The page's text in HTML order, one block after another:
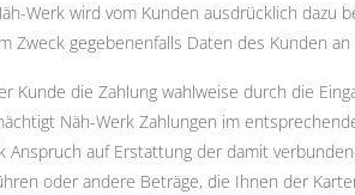
Werk wird vom Kunden ausdrücklich dazu
Zweck gegebenenfalls Daten des Kunden
Kunde die Zahlung wahlweise durch die
Näh-Werk Zahlungen im
Anspruch auf Erstattung der damit
oder andere Beträge, die Ihnen der